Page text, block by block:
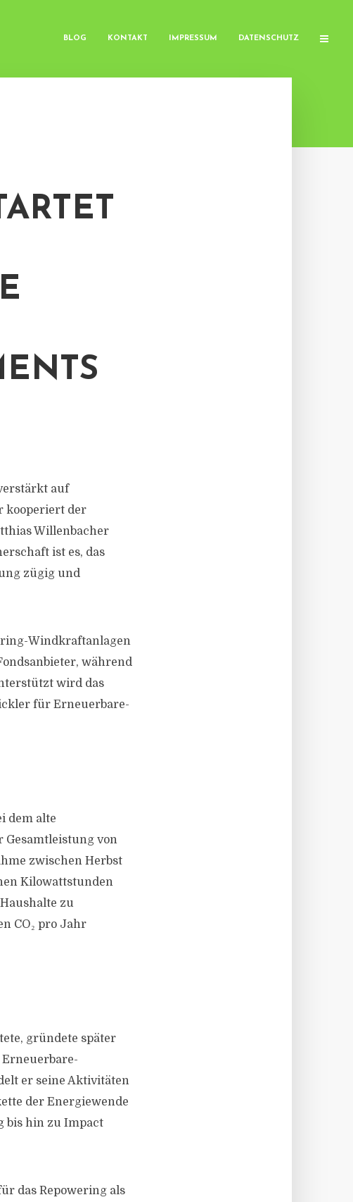
BLOG KONTAKT IMPRESSUM DATENSCHUTZ
auf
kooperiert der
Willenbacher
ist es, das
zügig und
Windkraftanlagen
während
wird das
für Erneuerbare-
dem alte
von
zwischen Herbst
Kilowattstunden
zu
CO₂ pro Jahr
gründete später
er seine Aktivitäten
der Energiewende
bis hin zu Impact
das Repowering als